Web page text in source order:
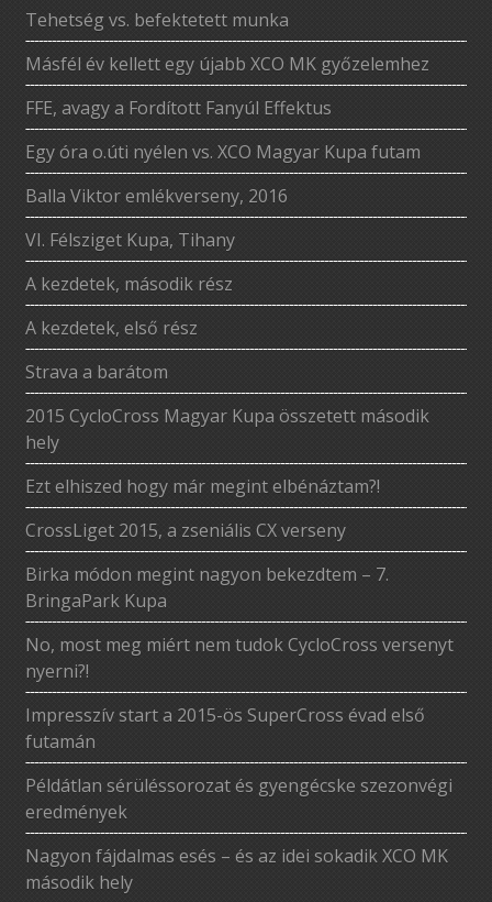
Tehetség vs. befektetett munka
Másfél év kellett egy újabb XCO MK győzelemhez
FFE, avagy a Fordított Fanyúl Effektus
Egy óra o.úti nyélen vs. XCO Magyar Kupa futam
Balla Viktor emlékverseny, 2016
VI. Félsziget Kupa, Tihany
A kezdetek, második rész
A kezdetek, első rész
Strava a barátom
2015 CycloCross Magyar Kupa összetett második
hely
Ezt elhiszed hogy már megint elbénáztam?!
CrossLiget 2015, a zseniális CX verseny
Birka módon megint nagyon bekezdtem – 7.
BringaPark Kupa
No, most meg miért nem tudok CycloCross versenyt
nyerni?!
Impresszív start a 2015-ös SuperCross évad első
futamán
Példátlan sérüléssorozat és gyengécske szezonvégi
eredmények
Nagyon fájdalmas esés – és az idei sokadik XCO MK
második hely